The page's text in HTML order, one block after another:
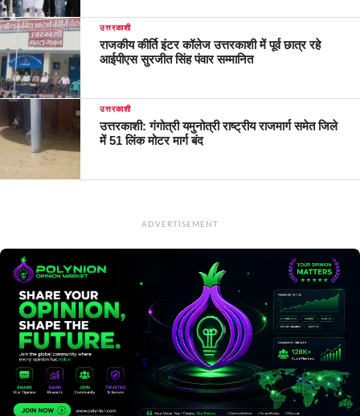
उत्तरकाशी
राजकीय कीर्ति इंटर कॉलेज उत्तरकाशी में पूर्व छात्र रहे
आईपीएस सुरजीत सिंह पंवार सम्मानित
उत्तरकाशी
उत्तरकाशी: गंगोत्री यमुनोत्री राष्ट्रीय राजमार्ग समेत जिले
में 51 लिंक मोटर मार्ग बंद
ADVERTISEMENT